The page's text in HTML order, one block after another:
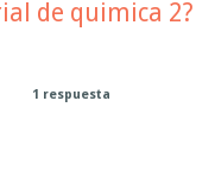
de quimica 2?
1 respuesta